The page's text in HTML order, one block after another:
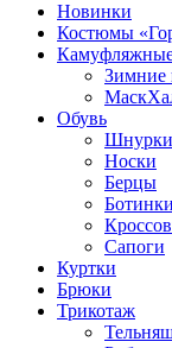
Новинки
Костюмы
Зимние
Обувь
Шнурки
Носки
Берцы
Ботинки
Сапоги
Куртки
Брюки
Трикотаж